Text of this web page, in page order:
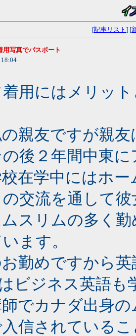
[記事リスト ] [
用写真でパスポート
18:04
着用にはメリッ
親友ですが親
後２年間中東
在学中にはホ
交流を通して
スリムの多く
ます。
勤めですから
ビジネス英語も
でカナダ出身
信されている